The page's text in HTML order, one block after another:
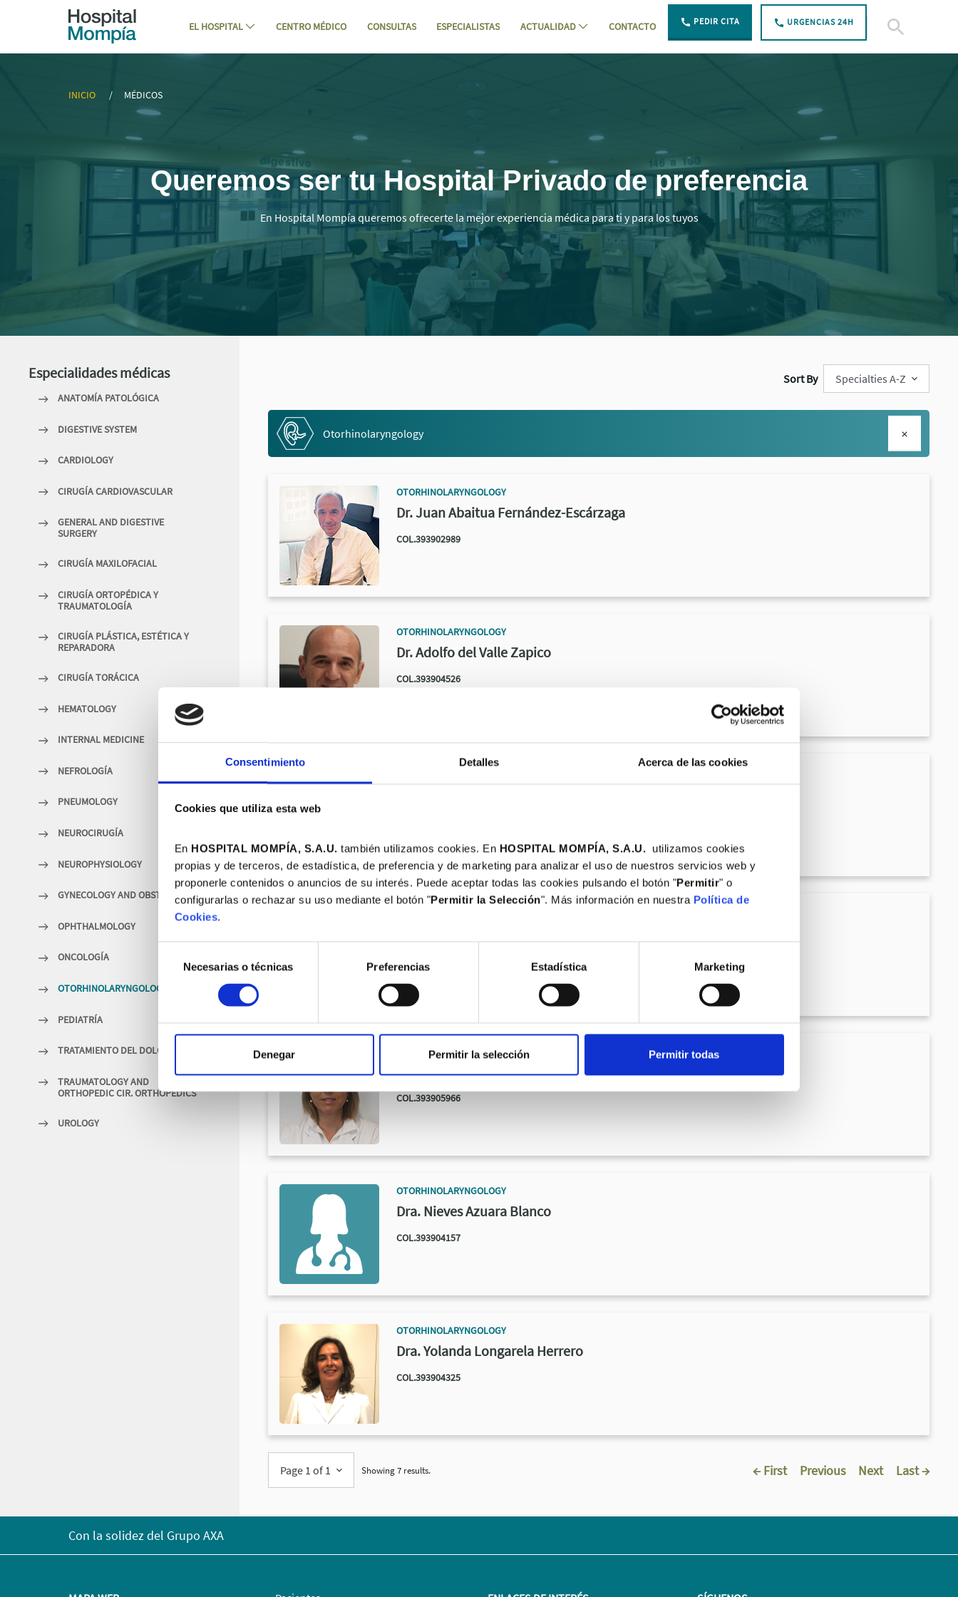
Consentimiento Detalles Acerca de las cookies
Cookies que utiliza esta web
En HOSPITAL MOMPÍA, S.A.U. también utilizamos cookies. En HOSPITAL MOMPÍA, S.A.U. utilizamos cookies
propias y de terceros, de estadística, de preferencia y de marketing para analizar el uso de nuestros servicios web y
proponerle contenidos o anuncios de su interés. Puede aceptar todas las cookies pulsando el botón "Permitir" o
configurarlas o rechazar su uso mediante el botón "Permitir la Selección". Más información en nuestra Política de
Cookies.
consentimiento
Necesarias o técnicas Preferencias Estadística Marketing
Denegar Permitir la selección Permitir todas
Navigation
Skip to Content
EL HOSPITAL CENTRO MÉDICO CONSULTAS ESPECIALISTAS ACTUALIDAD CONTACTO PEDIR CITA URGENCIAS 24H
▷ Mejores Médicos Especialistas en Cantabria | Mompia - Hospital Mompía
INICIO MÉDICOS
Queremos ser tu Hospital Privado de preferencia
En Hospital Mompía queremos ofrecerte la mejor experiencia médica para ti y para los tuyos
Especialidades médicas
ANATOMÍA PATOLÓGICA
DIGESTIVE SYSTEM
CARDIOLOGY
CIRUGÍA CARDIOVASCULAR
GENERAL AND DIGESTIVE
SURGERY
CIRUGÍA MAXILOFACIAL
CIRUGÍA ORTOPÉDICA Y
TRAUMATOLOGÍA
CIRUGÍA PLÁSTICA, ESTÉTICA Y
REPARADORA
CIRUGÍA TORÁCICA
HEMATOLOGY
INTERNAL MEDICINE
NEFROLOGÍA
PNEUMOLOGY
NEUROCIRUGÍA
NEUROPHYSIOLOGY
GYNECOLOGY AND OBSTETRICS
OPHTHALMOLOGY
ONCOLOGÍA
OTORHINOLARYNGOLOGY
PEDIATRÍA
TRATAMIENTO DEL DOLOR
TRAUMATOLOGY AND
ORTHOPEDIC CIR. ORTHOPEDICS
UROLOGY
Sort By
Otorhinolaryngology
OTORHINOLARYNGOLOGY
Dr. Juan Abaitua Fernández-Escárzaga
COL.393902989
OTORHINOLARYNGOLOGY
Dr. Adolfo del Valle Zapico
COL.393904526
OTORHINOLARYNGOLOGY
Dra. Paloma Eza Núñez
COL.393905966
OTORHINOLARYNGOLOGY
Dra. Nieves Azuara Blanco
COL.393904157
OTORHINOLARYNGOLOGY
Dra. Yolanda Longarela Herrero
COL.393904325
Page 1 of 1 Showing 7 results. ← First Previous Next Last →
Con la solidez del Grupo AXA